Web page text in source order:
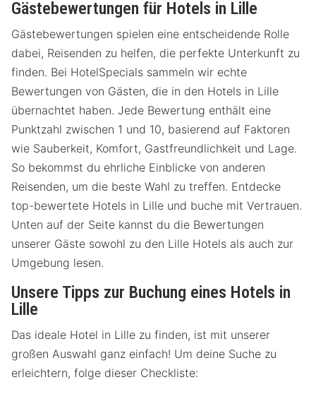
Gästebewertungen für Hotels in Lille
Gästebewertungen spielen eine entscheidende Rolle
dabei, Reisenden zu helfen, die perfekte Unterkunft zu
finden. Bei HotelSpecials sammeln wir echte
Bewertungen von Gästen, die in den Hotels in Lille
übernachtet haben. Jede Bewertung enthält eine
Punktzahl zwischen 1 und 10, basierend auf Faktoren
wie Sauberkeit, Komfort, Gastfreundlichkeit und Lage.
So bekommst du ehrliche Einblicke von anderen
Reisenden, um die beste Wahl zu treffen. Entdecke
top-bewertete Hotels in Lille und buche mit Vertrauen.
Unten auf der Seite kannst du die Bewertungen
unserer Gäste sowohl zu den Lille Hotels als auch zur
Umgebung lesen.
Unsere Tipps zur Buchung eines Hotels in
Lille
Das ideale Hotel in Lille zu finden, ist mit unserer
großen Auswahl ganz einfach! Um deine Suche zu
erleichtern, folge dieser Checkliste: